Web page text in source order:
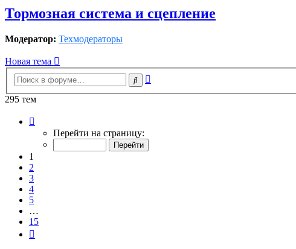
Тормозная система и сцепление
Модератор: Техмодераторы
Новая тема
Поиск
295 тем
Перейти на страницу:
1
2
3
4
5
…
15